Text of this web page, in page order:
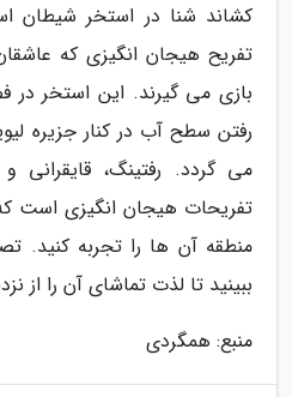
کشاند شنا در استخر شیطان
تفریح هیجان انگیزی که
بازی می گیرند. این استخر در
رفتن سطح آب در کنار جزیره
می گردد. رفتینگ، قایقرانی
تفریحات هیجان انگیزی است
منطقه آن ها را تجربه کنید.
ببینید تا لذت تماشای آن را از
منبع: همگردی